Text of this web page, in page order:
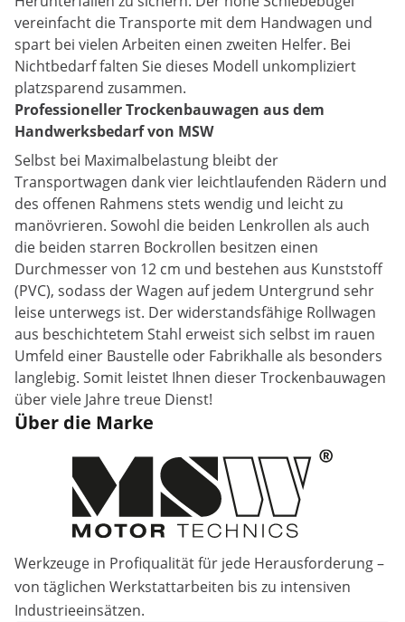
vereinfacht die Transporte mit dem Handwagen und
spart bei vielen Arbeiten einen zweiten Helfer. Bei
Nichtbedarf falten Sie dieses Modell unkompliziert
platzsparend zusammen.
Professioneller Trockenbauwagen aus dem
Handwerksbedarf von MSW
Selbst bei Maximalbelastung bleibt der
Transportwagen dank vier leichtlaufenden Rädern und
des offenen Rahmens stets wendig und leicht zu
manövrieren. Sowohl die beiden Lenkrollen als auch
die beiden starren Bockrollen besitzen einen
Durchmesser von 12 cm und bestehen aus Kunststoff
(PVC), sodass der Wagen auf jedem Untergrund sehr
leise unterwegs ist. Der widerstandsfähige Rollwagen
aus beschichtetem Stahl erweist sich selbst im rauen
Umfeld einer Baustelle oder Fabrikhalle als besonders
langlebig. Somit leistet Ihnen dieser Trockenbauwagen
über viele Jahre treue Dienst!
Über die Marke
Werkzeuge in Profiqualität für jede Herausforderung –
von täglichen Werkstattarbeiten bis zu intensiven
Industrieeinsätzen.